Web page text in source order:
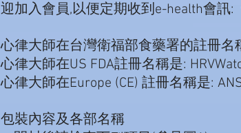
迎加入會員,以便定期收到e-health會訊
心律大師在台灣衛福部食藥署的註冊
心律大師在US FDA註冊名稱是:
心律大師在Europe (CE) 註冊名稱是:
包裝內容及各部名稱